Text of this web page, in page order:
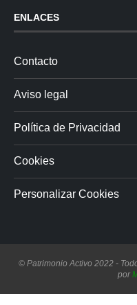
ENLACES
Contacto
Aviso legal
Política de Privacidad
Cookies
Personalizar Cookies
© Patrimonio Activo 2022 -
por